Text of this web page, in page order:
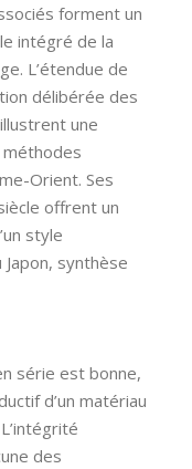
forment un
intégré de la
L’étendue de
délibérée des
une
Orient. Ses
offrent un
style
synthèse
série est bonne,
d’un matériau
des